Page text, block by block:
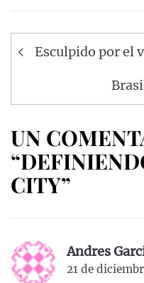
Navegación
Esculpido por el
UN
CITY”
Andres
21 de